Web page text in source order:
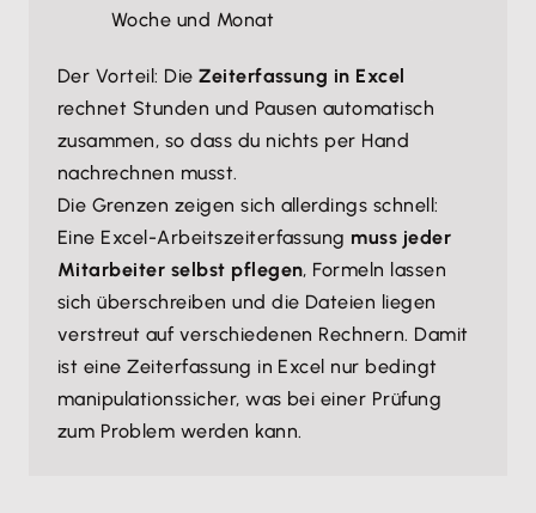
Woche und Monat
Der Vorteil: DieZeiterfassung in Excel
rechnet Stunden und Pausen automatisch
zusammen, so dass du nichts per Hand
nachrechnen musst.
Die Grenzen zeigen sich allerdings schnell:
Eine Excel-Arbeitszeiterfassung muss jeder
Mitarbeiter selbst pflegen, Formeln lassen
sich überschreiben und die Dateien liegen
verstreut auf verschiedenen Rechnern. Damit
ist eine Zeiterfassung in Excel nur bedingt
manipulationssicher, was bei einer Prüfung
zum Problem werden kann.